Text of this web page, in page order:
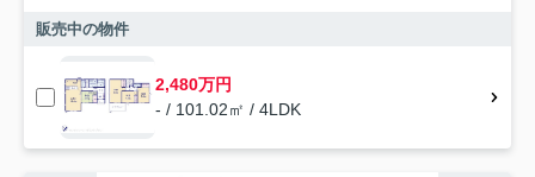
販売中の物件
2,480万円
- / 101.02㎡ / 4LDK